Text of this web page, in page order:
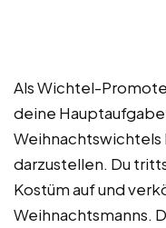
Als Wichtel-
deine
darzustellen. Du
Kostüm auf und
Weihnachtsmanns.